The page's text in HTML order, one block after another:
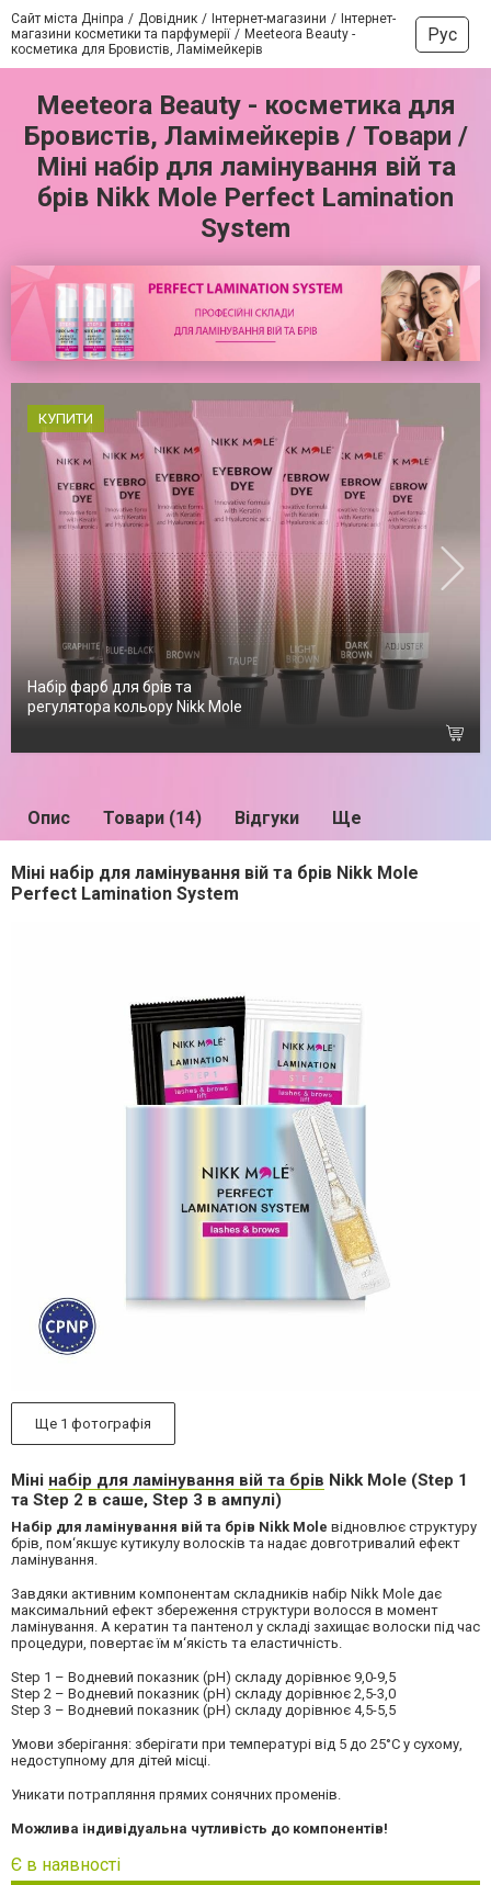
Сайт міста Дніпра Довідник Інтернет-магазини
Інтернет-
магазини косметики та парфумерії
Meeteora Beauty -
косметика для Бровистів, Ламімейкерів
Рус
Meeteora Beauty - косметика для
Бровистів, Ламімейкерів / Товари /
Міні набір для ламінування вій та
брів Nikk Mole Perfect Lamination
System
КУПИТИ
Набір фарб для брів та
регулятора кольору Nikk Mole
Опис Товари (14) Відгуки Ще
Міні набір для ламінування вій та брів Nikk Mole
Perfect Lamination System
Ще 1 фотографія
Міні набір для ламінування вій та брів Nikk Mole (Step 1
та Step 2 в саше, Step 3 в ампулі)
Набір для ламінування вій та брів Nikk Mole відновлює структуру
брів, пом‘якшує кутикулу волосків та надає довготривалий ефект
ламінування.
Завдяки активним компонентам складників набір Nikk Mole дає
максимальний ефект збереження структури волосся в момент
ламінування. А кератин та пантенол у складі захищає волоски під час
процедури, повертає їм м‘якість та еластичність.
Step 1 – Водневий показник (pH) складу дорівнює 9,0-9,5
Step 2 – Водневий показник (pH) складу дорівнює 2,5-3,0
Step 3 – Водневий показник (pH) складу дорівнює 4,5-5,5
Умови зберігання: зберігати при температурі від 5 до 25°С у сухому,
недоступному для дітей місці.
Уникати потрапляння прямих сонячних променів.
Можлива індивідуальна чутливість до компонентів!
Є в наявності